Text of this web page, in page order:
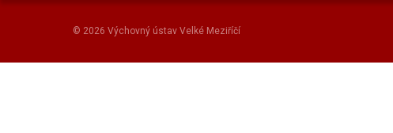
© 2026 Výchovný ústav Velké Meziříčí